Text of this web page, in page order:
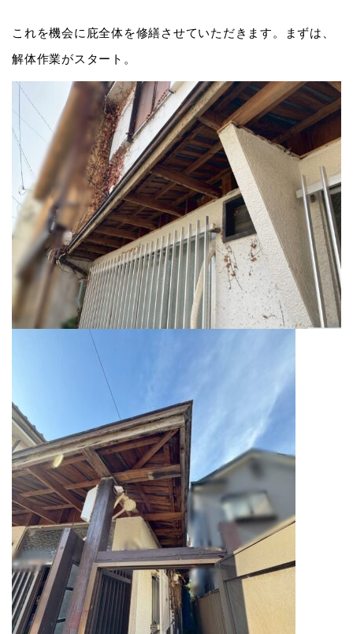
これを機会に庇全体を修繕させていただきます。まずは、
解体作業がスタート。